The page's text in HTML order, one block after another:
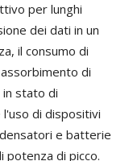
per lunghi
dei dati in un
il consumo di
di
stato di
di dispositivi
e batterie
di picco.